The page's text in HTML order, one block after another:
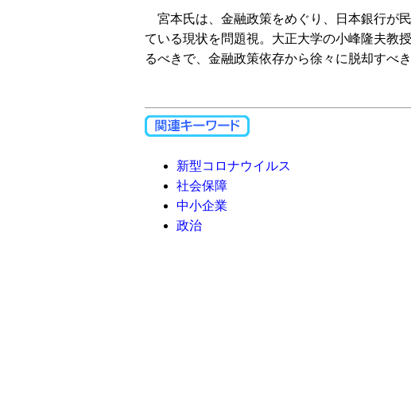
宮本氏は、金融政策をめぐり、日本銀行が
ている現状を問題視。大正大学の小峰隆夫教
るべきで、金融政策依存から徐々に脱却すべ
新型コロナウイルス
社会保障
中小企業
政治